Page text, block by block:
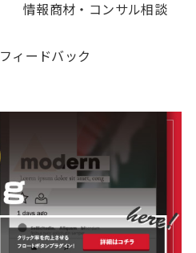
情報商材・コンサル相談
フィードバック